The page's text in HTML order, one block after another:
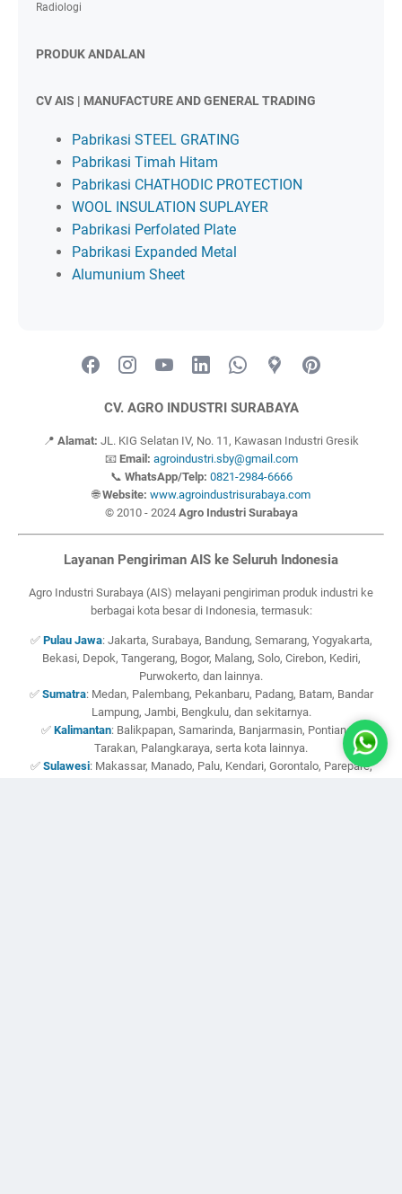
Radiologi
PRODUK ANDALAN
CV AIS | MANUFACTURE AND GENERAL TRADING
Pabrikasi STEEL GRATING
Pabrikasi Timah Hitam
Pabrikasi CHATHODIC PROTECTION
WOOL INSULATION SUPLAYER
Pabrikasi Perfolated Plate
Pabrikasi Expanded Metal
Alumunium Sheet
CV. AGRO INDUSTRI SURABAYA
📍 Alamat: JL. KIG Selatan IV, No. 11, Kawasan Industri Gresik
📧 Email: agroindustri.sby@gmail.com
📞 WhatsApp/Telp: 0821-2984-6666
🌐Website: www.agroindustrisurabaya.com
© 2010 - 2024 Agro Industri Surabaya
Layanan Pengiriman AIS ke Seluruh Indonesia
Agro Industri Surabaya (AIS) melayani pengiriman produk industri ke
berbagai kota besar di Indonesia, termasuk:
✅ Pulau Jawa: Jakarta, Surabaya, Bandung, Semarang, Yogyakarta,
Bekasi, Depok, Tangerang, Bogor, Malang, Solo, Cirebon, Kediri,
Purwokerto, dan lainnya.
✅ Sumatra: Medan, Palembang, Pekanbaru, Padang, Batam, Bandar
Lampung, Jambi, Bengkulu, dan sekitarnya.
✅ Kalimantan: Balikpapan, Samarinda, Banjarmasin, Pontianak,
Tarakan, Palangkaraya, serta kota lainnya.
✅ Sulawesi: Makassar, Manado, Palu, Kendari, Gorontalo, Parepare,